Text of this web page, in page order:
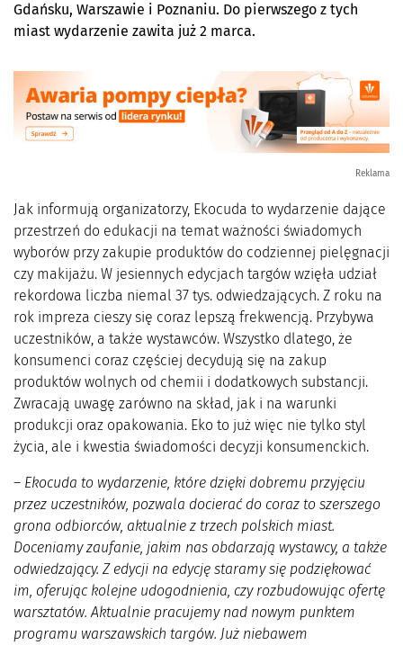
Gdańsku, Warszawie i Poznaniu. Do pierwszego z tych
miast wydarzenie zawita już 2 marca.
Reklama
Jak informują organizatorzy, Ekocuda to wydarzenie dające
przestrzeń do edukacji na temat ważności świadomych
wyborów przy zakupie produktów do codziennej pielęgnacji
czy makijażu. W jesiennych edycjach targów wzięła udział
rekordowa liczba niemal 37 tys. odwiedzających. Z roku na
rok impreza cieszy się coraz lepszą frekwencją. Przybywa
uczestników, a także wystawców. Wszystko dlatego, że
konsumenci coraz częściej decydują się na zakup
produktów wolnych od chemii i dodatkowych substancji.
Zwracają uwagę zarówno na skład, jak i na warunki
produkcji oraz opakowania. Eko to już więc nie tylko styl
życia, ale i kwestia świadomości decyzji konsumenckich.
– Ekocuda to wydarzenie, które dzięki dobremu przyjęciu
przez uczestników, pozwala docierać do coraz to szerszego
grona odbiorców, aktualnie z trzech polskich miast.
Doceniamy zaufanie, jakim nas obdarzają wystawcy, a także
odwiedzający. Z edycji na edycję staramy się podziękować
im, oferując kolejne udogodnienia, czy rozbudowując ofertę
warsztatów. Aktualnie pracujemy nad nowym punktem
programu warszawskich targów. Już niebawem